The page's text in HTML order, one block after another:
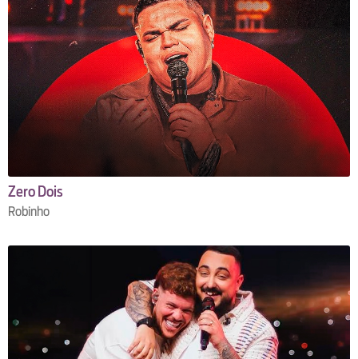
Zero Dois
Robinho